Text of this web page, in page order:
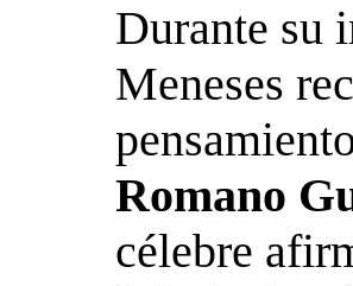
Durante su
Meneses
Romano
célebre